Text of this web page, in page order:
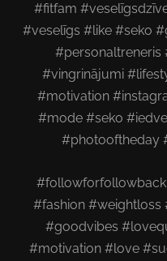
#fitfam
#veselīgs #like #seko
#vingrinājumi
#motivation
#mode #seko
#photooftheday
#fashion #weightloss
#goodvibes
#motivation #love